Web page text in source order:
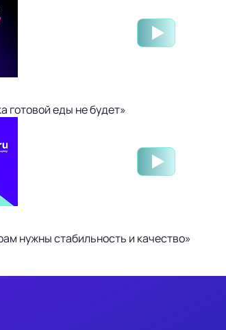
готовой еды не будет»
нужны стабильность и качество»